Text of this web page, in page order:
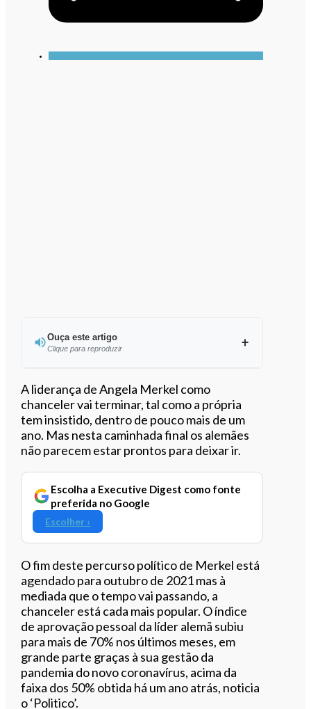
Ouça este artigo
Clique para reproduzir
Ouvir este artigo
A liderança de Angela Merkel como
chanceler vai terminar, tal como a própria
tem insistido, dentro de pouco mais de um
ano. Mas nesta caminhada final os alemães
não parecem estar prontos para deixar ir.
Escolha a Executive Digest como fonte
preferida no Google
Escolher ›
O fim deste percurso político de Merkel está
agendado para outubro de 2021 mas à
mediada que o tempo vai passando, a
chanceler está cada mais popular. O índice
de aprovação pessoal da líder alemã subiu
para mais de 70% nos últimos meses, em
grande parte graças à sua gestão da
pandemia do novo coronavírus, acima da
faixa dos 50% obtida há um ano atrás, noticia
o ‘Politico’.